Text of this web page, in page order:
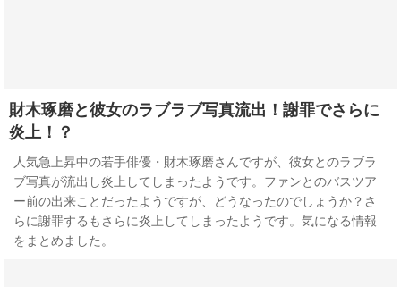
財木琢磨と彼女のラブラブ写真流出！謝罪でさらに
炎上！？
人気急上昇中の若手俳優・財木琢磨さんですが、彼女とのラブラ
ブ写真が流出し炎上してしまったようです。ファンとのバスツア
ー前の出来ことだったようですが、どうなったのでしょうか？さ
らに謝罪するもさらに炎上してしまったようです。気になる情報
をまとめました。